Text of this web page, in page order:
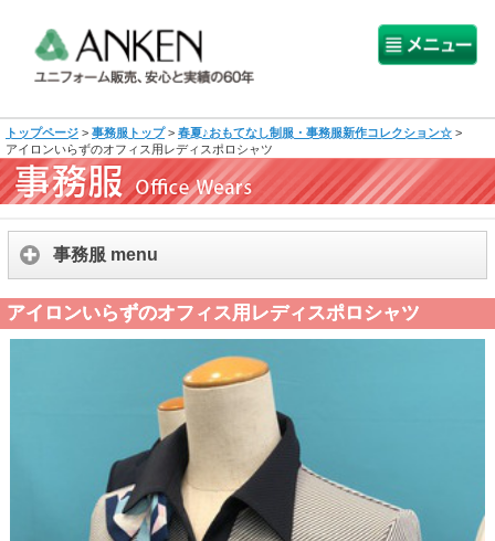
トップページ > 事務服トップ > 春夏♪おもてなし制服・事務服新作コレクション☆ >
アイロンいらずのオフィス用レディスポロシャツ
事務服 menu
アイロンいらずのオフィス用レディスポロシャツ